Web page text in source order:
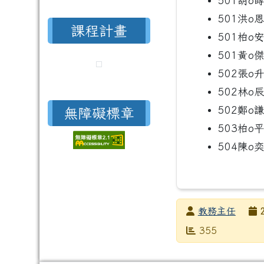
課程計畫
無障礙標章
501洪o恩
501柏o安
501黃o傑
502張o升
502林o辰
502鄭o謙
503柏o平
504陳o奕
發布者教務主任
發布日期
瀏覽次數
355